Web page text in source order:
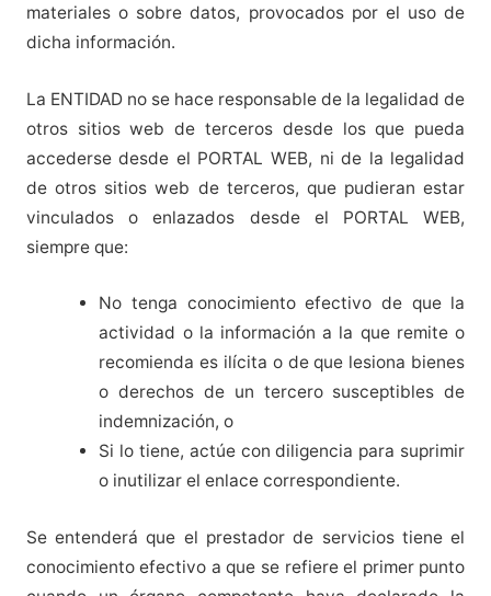
materiales o sobre datos, provocados por el uso de
dicha información.
La ENTIDAD no se hace responsable de la legalidad de
otros sitios web de terceros desde los que pueda
accederse desde el PORTAL WEB, ni de la legalidad
de otros sitios web de terceros, que pudieran estar
vinculados o enlazados desde el PORTAL WEB,
siempre que:
No tenga conocimiento efectivo de que la
actividad o la información a la que remite o
recomienda es ilícita o de que lesiona bienes
o derechos de un tercero susceptibles de
indemnización, o
Si lo tiene, actúe con diligencia para suprimir
o inutilizar el enlace correspondiente.
Se entenderá que el prestador de servicios tiene el
conocimiento efectivo a que se refiere el primer punto